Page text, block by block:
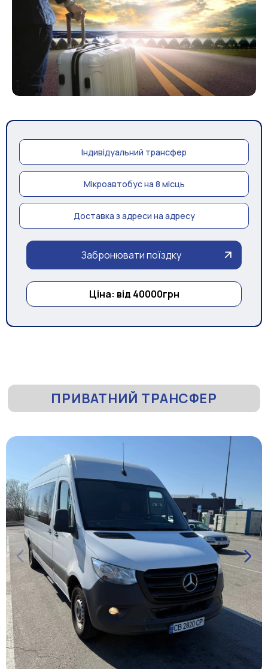
Індивідуальний трансфер
Мікроавтобус на 8 місць
Доставка з адреси на адресу
Забронювати поїздку
Ціна: від 40000грн
ПРИВАТНИЙ ТРАНСФЕР